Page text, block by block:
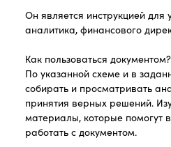
Он является инструкцией
аналитика, финансового
Как пользоваться документом?
По указанной схеме и в
собирать и просматривать
принятия верных решений.
материалы, которые помогут
работать с документом.